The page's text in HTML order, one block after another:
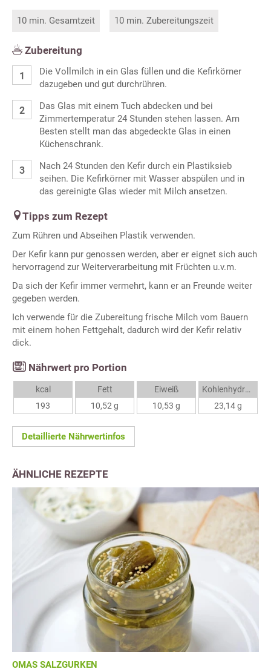
10 min. Gesamtzeit 10 min. Zubereitungszeit
Zubereitung
Die Vollmilch in ein Glas füllen und die Kefirkörner
dazugeben und gut durchrühren.
Das Glas mit einem Tuch abdecken und bei
Zimmertemperatur 24 Stunden stehen lassen. Am
Besten stellt man das abgedeckte Glas in einen
Küchenschrank.
Nach 24 Stunden den Kefir durch ein Plastiksieb
seihen. Die Kefirkörner mit Wasser abspülen und in
das gereinigte Glas wieder mit Milch ansetzen.
Tipps zum Rezept
Zum Rühren und Abseihen Plastik verwenden.
Der Kefir kann pur genossen werden, aber er eignet sich auch
hervorragend zur Weiterverarbeitung mit Früchten u.v.m.
Da sich der Kefir immer vermehrt, kann er an Freunde weiter
gegeben werden.
Ich verwende für die Zubereitung frische Milch vom Bauern
mit einem hohen Fettgehalt, dadurch wird der Kefir relativ
dick.
Nährwert pro Portion
kcal
193
Fett
10,52 g
Eiweiß
10,53 g
Kohlenhydrate
23,14 g
Detaillierte Nährwertinfos
ÄHNLICHE REZEPTE
OMAS SALZGURKEN